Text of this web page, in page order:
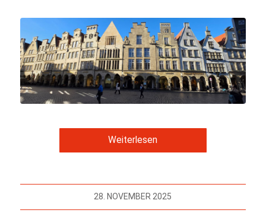
Weiterlesen
28. NOVEMBER 2025